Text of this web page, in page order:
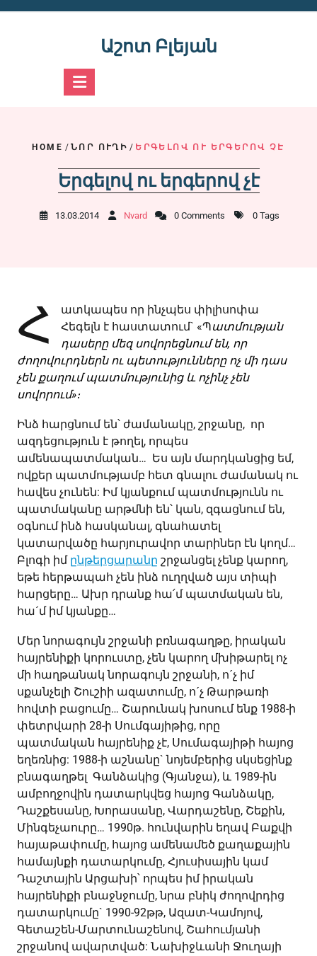
Աշոտ Բլեյան
HOME / ՆՈՐ ՈՒՂԻ / ԵՐԳԵԼՈՎ ՈՒ ԵՐԳԵՐՈՎ ՉԷ
Երգելով ու երգերով չէ
13.03.2014 Nvard 0 Comments 0 Tags
Հ
ատկապես որ ինչպես փիլիսոփա
Հեգելն է հաստատում` «Պատմության
դասերը մեզ սովորեցնում են, որ
ժողովուրդներն ու պետությունները ոչ մի դաս
չեն քաղում պատմությունից և ոչինչ չեն
սովորում»։
Ինձ հարցնում են՝ ժամանակը, շրջանը, որ
ազդեցություն է թողել, որպես
ամենապատմական… Ես այն մարդկանցից եմ,
ովքեր պատմությամբ հետ գնալու ժամանակ ու
հավես չունեն: Իմ կյանքում պատմությունն ու
պատմականը արթմնի են՝ կան, զգացնում են,
օգնում ինձ հասկանալ, գնահատել
կատարվածը հարյուրավոր տարիներ էն կողմ…
Բլոգի իմ ընթերցարանը շրջանցել չենք կարող,
եթե հերթապահ չեն ինձ ուղղված այս տիպի
հարցերը… Ախր դրանք հա՛մ պատմական են,
հա´մ իմ կյանքը…
Մեր նորագույն շրջանի բռնագաղթը, իրական
հայրենիքի կորուստը, չեն կարող մխիթարել ոչ
մի հաղթանակ նորագույն շրջանի, ո´չ իմ
սքանչելի Շուշիի ազատումը, ո´չ Թարթառի
հովտի բացումը… Շարունակ խոսում ենք 1988-ի
փետրվարի 28-ի Սումգայիթից, որը
պատմական հայրենիք չէ, Սումագայիթի հայոց
եղեռնից: 1988-ի աշնանը` նոյեմբերից սկսեցինք
բնագաղթել Գանձակից (Գյանջա), և 1989-ին
ամբողջովին դատարկվեց հայոց Գանձակը,
Դաշքեսանը, Խորասանը, Վարդաշենը, Շեքին,
Մինգեչաուրը… 1990թ. հունվարին եղավ Բաքվի
հայաթափումը, հայոց ամենամեծ քաղաքային
համայնքի դատարկումը, Հյուսիսային կամ
Դաշտային Արցախի՝ որպես իմ իրական
հայրենիքի բնաջնջումը, նրա բնիկ ժողովրդից
դատարկումը` 1990-92թթ, Ազատ-Կամոյով,
Գետաշեն-Մարտունաշենով, Շահումյանի
շրջանով ավարտված: Նախիջևանի Ջուղայի